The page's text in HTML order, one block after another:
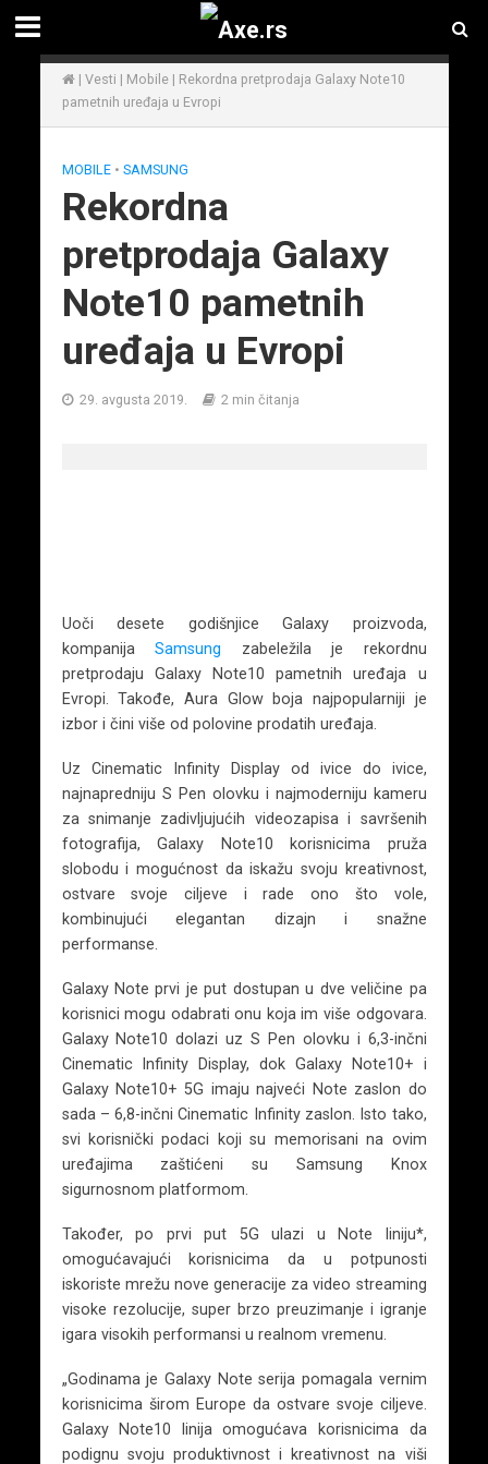
| Vesti | Mobile| Rekordna pretprodaja Galaxy Note10
pametnih uređaja u Evropi
MOBILE • SAMSUNG
Rekordna
pretprodaja Galaxy
Note10 pametnih
uređaja u Evropi
29. avgusta 2019. 2 min čitanja
Uoči desete godišnjice Galaxy proizvoda,
kompanija Samsung zabeležila je rekordnu
pretprodaju Galaxy Note10 pametnih uređaja u
Evropi. Takođe, Aura Glow boja najpopularniji je
izbor i čini više od polovine prodatih uređaja.
Uz Cinematic Infinity Display od ivice do ivice,
najnapredniju S Pen olovku i najmoderniju kameru
za snimanje zadivljujućih videozapisa i savršenih
fotografija, Galaxy Note10 korisnicima pruža
slobodu i mogućnost da iskažu svoju kreativnost,
ostvare svoje ciljeve i rade ono što vole,
kombinujući elegantan dizajn i snažne
performanse.
Galaxy Note prvi je put dostupan u dve veličine pa
korisnici mogu odabrati onu koja im više odgovara.
Galaxy Note10 dolazi uz S Pen olovku i 6,3-inčni
Cinematic Infinity Display, dok Galaxy Note10+ i
Galaxy Note10+ 5G imaju najveći Note zaslon do
sada – 6,8-inčni Cinematic Infinity zaslon. Isto tako,
svi korisnički podaci koji su memorisani na ovim
uređajima zaštićeni su Samsung Knox
sigurnosnom platformom.
Također, po prvi put 5G ulazi u Note liniju*,
omogućavajući korisnicima da u potpunosti
iskoriste mrežu nove generacije za video streaming
visoke rezolucije, super brzo preuzimanje i igranje
igara visokih performansi u realnom vremenu.
„Godinama je Galaxy Note serija pomagala vernim
korisnicima širom Europe da ostvare svoje ciljeve.
Galaxy Note10 linija omogućava korisnicima da
podignu svoju produktivnost i kreativnost na viši